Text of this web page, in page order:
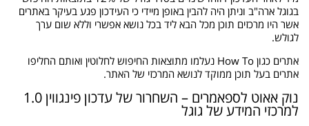
בגוגל ארה"ב וניתן היה להבין באופן מיידי כי העידכון פגע בעיקר באתרים
אשר היו מרכזים תוכן מכל הבא ליד בכל נושא אפשרי וללא שום ערך
לגולש.
אתרים כגון How To נעלמו מתוצאות החיפוש לחלוטין ואותם החליפו
אתרים בעל תוכן ממוקד לנושא המרכזי של האתר.
נוק אאוט לספאמרים – השחרור של עדכון פינגווין 1.0
למרכזי המידע של גוגל